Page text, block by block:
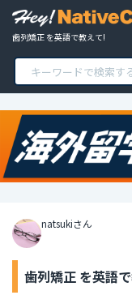
歯列矯正 を英語で教えて!
natsukiさん
歯列矯正 を英語